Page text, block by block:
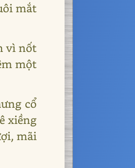
mắt
vì nốt
một
cổ
xiềng
mãi